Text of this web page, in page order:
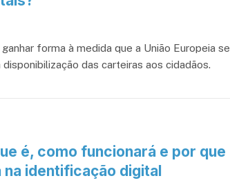
forma à medida que a União Europeia se
das carteiras aos cidadãos.
é, como funcionará e por que
na identificação digital